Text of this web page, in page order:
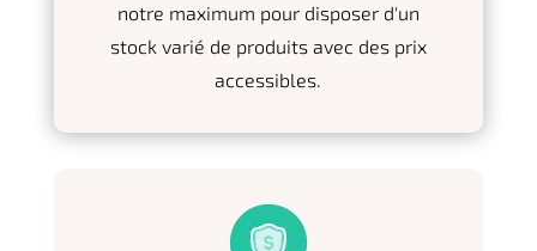
notre maximum pour disposer d'un
stock varié de produits avec des prix
accessibles.